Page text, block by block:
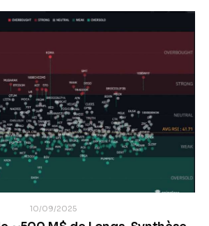
10/09/2025